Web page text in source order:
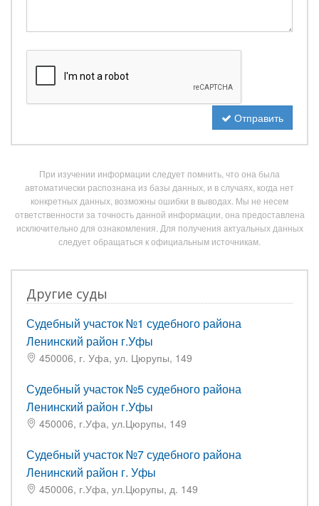
Отправить
При изучении информации следует помнить, что она была
автоматически распознана из базы данных, и в случаях, когда нет
конкретных данных, возможны ошибки в выводах. Мы не несем
ответственности за точность данной информации, она предоставлена
исключительно для ознакомления. Для получения актуальных данных
следует обращаться к официальным источникам.
Другие суды
Судебный участок №1 судебного района
Ленинский район г.Уфы
450006, г. Уфа, ул. Цюрупы, 149
Судебный участок №5 судебного района
Ленинский район г.Уфы
450006, г.Уфа, ул.Цюрупы, 149
Судебный участок №7 судебного района
Ленинский район г. Уфы
450006, г.Уфа, ул.Цюрупы, д. 149